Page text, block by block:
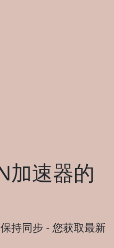
加速器的
持同步 - 您获取最新